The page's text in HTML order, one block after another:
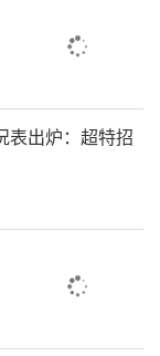
表出炉：超特招